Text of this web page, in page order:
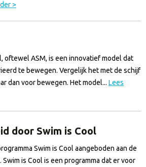
>
oftewel ASM, is een innovatief model dat
te bewegen. Vergelijk het met de schijf
dan voor bewegen. Het model... Lees
door Swim is Cool
Swim is Cool aangeboden aan de
is Cool is een programma dat er voor